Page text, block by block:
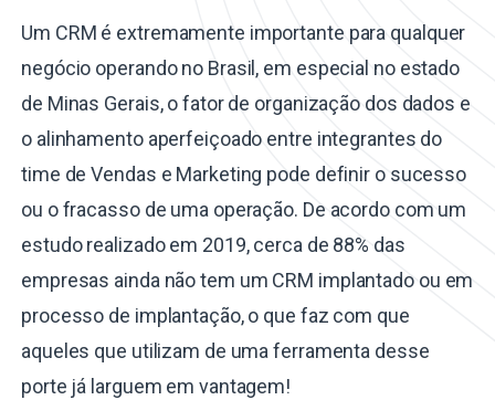
Um CRM é extremamente importante para qualquer
negócio operando no Brasil, em especial no estado
de Minas Gerais, o fator de organização dos dados e
o alinhamento aperfeiçoado entre integrantes do
time de Vendas e Marketing pode definir o sucesso
ou o fracasso de uma operação. De acordo com um
estudo realizado em 2019, cerca de 88% das
empresas ainda não tem um CRM implantado ou em
processo de implantação, o que faz com que
aqueles que utilizam de uma ferramenta desse
porte já larguem em vantagem!